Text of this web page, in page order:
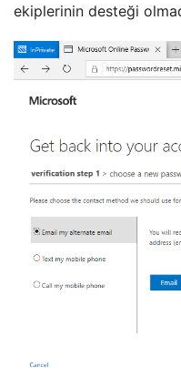
ekiplerinin desteği